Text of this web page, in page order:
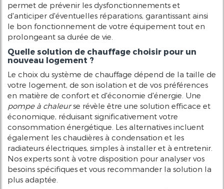
permet de prévenir les dysfonctionnements et
d'anticiper d'éventuelles réparations, garantissant ainsi
le bon fonctionnement de votre équipement tout en
prolongeant sa durée de vie.
Quelle solution de chauffage choisir pour un
nouveau logement ?
Le choix du système de chauffage dépend de la taille de
votre logement, de son isolation et de vos préférences
en matière de confort et d'économie d'énergie. Une
pompe à chaleurse révèle être une solution efficace et
économique, réduisant significativement votre
consommation énergétique. Les alternatives incluent
également les chaudières à condensation et les
radiateurs électriques, simples à installer et à entretenir.
Nos experts sont à votre disposition pour analyser vos
besoins spécifiques et vous recommander la solution la
plus adaptée.